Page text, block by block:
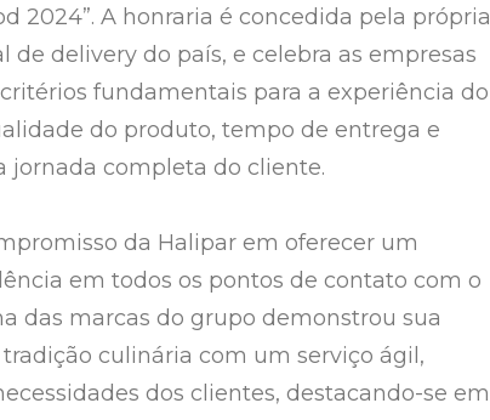
2024”. A honraria é concedida pela própria
de delivery do país, e celebra as empresas
fundamentais para a experiência do
do produto, tempo de entrega e
jornada completa do cliente.
da Halipar em oferecer um
em todos os pontos de contato com o
das marcas do grupo demonstrou sua
culinária com um serviço ágil,
dos clientes, destacando-se em